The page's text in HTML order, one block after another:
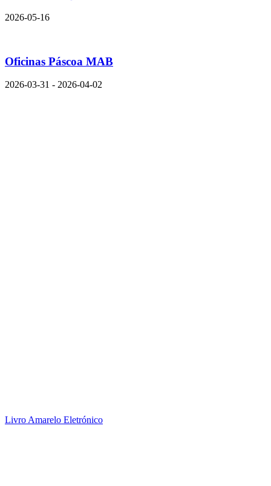
2026-05-16
Oficinas Páscoa MAB
2026-03-31 - 2026-04-02
Livro Amarelo Eletrónico